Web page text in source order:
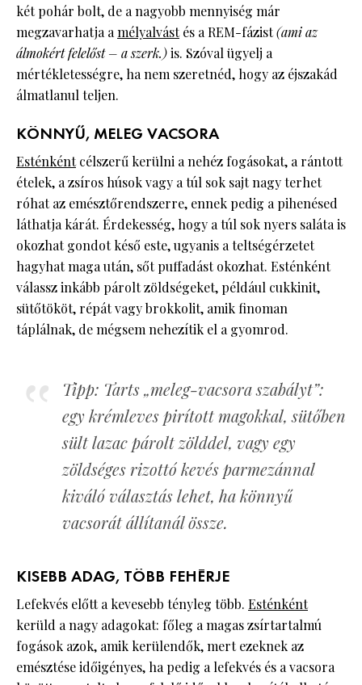
két pohár bolt, de a nagyobb mennyiség már
megzavarhatja amélyalvástés a REM-fázist(ami az
álmokért felelőst – a szerk.)is. Szóval ügyelj a
mértékletességre, ha nem szeretnéd, hogy az éjszakád
álmatlanul teljen.
KÖNNYŰ, MELEG VACSORA
Esténkéntcélszerű kerülni a nehéz fogásokat, a rántott
ételek, a zsíros húsok vagy a túl sok sajt nagy terhet
róhat az emésztőrendszerre, ennek pedig a pihenésed
láthatja kárát. Érdekesség, hogy a túl sok nyers saláta is
okozhat gondot késő este, ugyanis a teltségérzetet
hagyhat maga után, sőt puffadást okozhat. Esténként
válassz inkább párolt zöldségeket, például cukkinit,
sütőtököt, répát vagy brokkolit, amik finoman
táplálnak, de mégsem nehezítik el a gyomrod.
Tipp: Tarts „meleg-vacsora szabályt”:
egy krémleves pirított magokkal, sütőben
sült lazac párolt zölddel, vagy egy
zöldséges rizottó kevés parmezánnal
kiváló választás lehet, ha könnyű
vacsorát állítanál össze.
KISEBB ADAG, TÖBB FEHÉRJE
Lefekvés előtt a kevesebb tényleg több. Esténként
kerüld a nagy adagokat: főleg a magas zsírtartalmú
fogások azok, amik kerülendők, mert ezeknek az
emésztése időigényes, ha pedig a lefekvés és a vacsora